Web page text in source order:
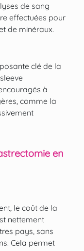
de sang
effectuées pour
de minéraux.
clé de la
à
comme la
en
le coût de la
nettement
pays, sans
Cela permet